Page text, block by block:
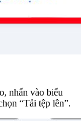
nhấn vào biểu
“Tải tệp lên”.